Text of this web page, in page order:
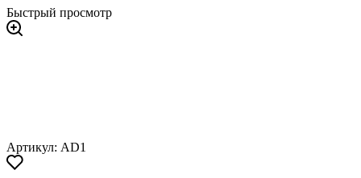
Быстрый просмотр
Артикул: AD1